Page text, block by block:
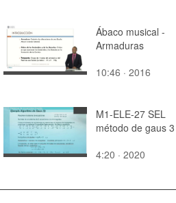
Ábaco musical -
Armaduras
10:46 · 2016
M1-ELE-27 SEL
método de gaus 3
4:20 · 2020